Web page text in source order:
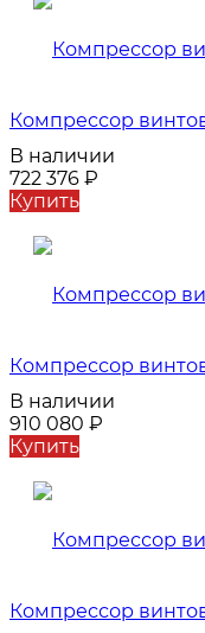
Компрессор
В наличии
722 376 ₽
Купить
Компрессор
В наличии
910 080 ₽
Купить
Компрессор